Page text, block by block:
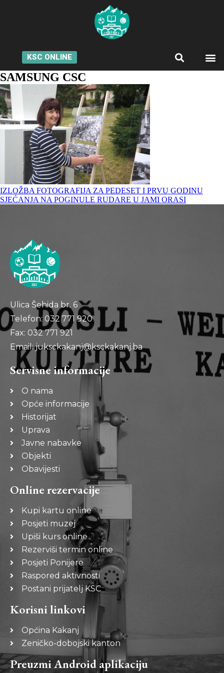
KSC ONLINE
SAMSUNG CSC
IZLOŽBA FOTOGRAFIJA ZA PEDESET I PRVU GODINU
SJEĆANJA NA POGINULE RUDARE U JAMI ORASI
Ulica Šehida br. 6
Telefon: 032 771 920
Fax: 032 771 921
Email: juksckakanj@ksckakanj.ba
Servisne informacije
O nama
Opće informacije
Historijat
Uprava
Javne nabavke
Objekti
Obavijesti
Online rezervacije
Kupi kartu online
Posjeti muzej
Upiši kurs online
Rezerviši termin online
Posjeti Ponijere
Raspored aktivnosti
Postani prijatelj KSC
Korisni linkovi
Općina Kakanj
Zeničko-dobojski kanton
Preuzmi Android aplikaciju